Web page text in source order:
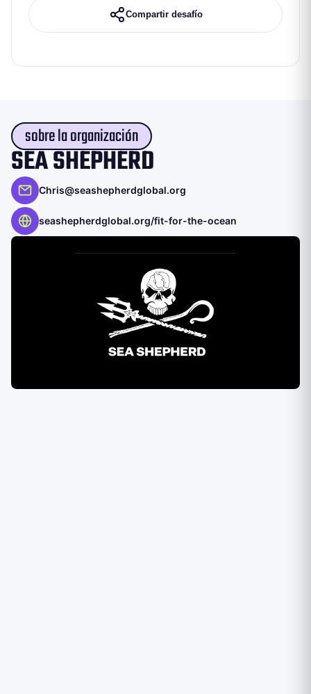
Compartir desafío
sobre la organización
SEA SHEPHERD
Chris@seashepherdglobal.org
seashepherdglobal.org/fit-for-the-ocean